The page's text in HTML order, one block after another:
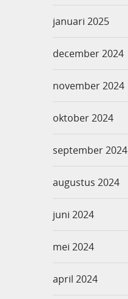
januari 2025
december 2024
november 2024
oktober 2024
september 2024
augustus 2024
juni 2024
mei 2024
april 2024